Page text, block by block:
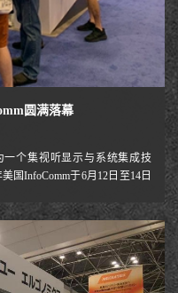
圆满落幕
个集视听显示与系统集成技
国InfoComm于6月12日至14日